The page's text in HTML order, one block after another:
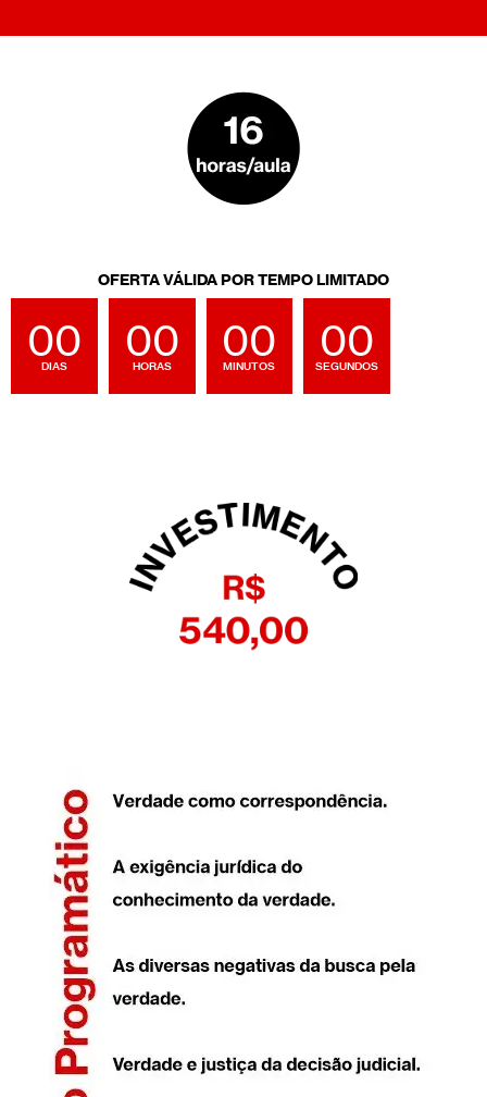
OFERTA VÁLIDA POR TEMPO LIMITADO
00
DIAS
00
HORAS
00
MINUTOS
00
SEGUNDOS